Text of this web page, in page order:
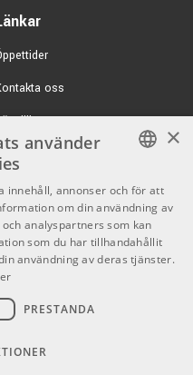
538 kr/st
10090 kr/st
8999 kr/st
oss
GDPR & Cookies
Fre: 10.00-18.00
SWEDISH
ENGLISH
×
använder
innehåll, annonser och för att
om din användning av
analyspartners som kan
som du har tillhandahållit
användning av deras tjänster.
PRESTANDA